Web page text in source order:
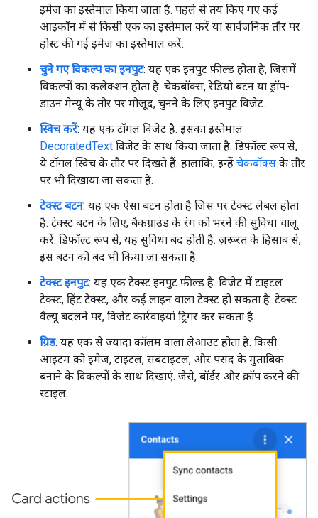
इमेज का इस्तेमाल किया जाता है. पहले से तय किए गए कई
आइकॉन में से किसी एक का इस्तेमाल करें या सार्वजनिक तौर पर
होस्ट की गई इमेज का इस्तेमाल करें.
चुने गए विकल्प का इनपुट: यह एक इनपुट फ़ील्ड होता है, जिसमें
विकल्पों का कलेक्शन होता है. चेकबॉक्स, रेडियो बटन या ड्रॉप-
डाउन मेन्यू के तौर पर मौजूद, चुनने के लिए इनपुट विजेट.
स्विच करें: यह एक टॉगल विजेट है. इसका इस्तेमाल
DecoratedText विजेट के साथ किया जाता है. डिफ़ॉल्ट रूप से,
ये टॉगल स्विच के तौर पर दिखते हैं. हालांकि, इन्हें चेकबॉक्स के तौर
पर भी दिखाया जा सकता है.
टेक्स्ट बटन: यह एक ऐसा बटन होता है जिस पर टेक्स्ट लेबल होता
है. टेक्स्ट बटन के लिए, बैकग्राउंड के रंग को भरने की सुविधा चालू
करें. डिफ़ॉल्ट रूप से, यह सुविधा बंद होती है. ज़रूरत के हिसाब से,
इस बटन को बंद भी किया जा सकता है.
टेक्स्ट इनपुट: यह एक टेक्स्ट इनपुट फ़ील्ड है. विजेट में टाइटल
टेक्स्ट, हिंट टेक्स्ट, और कई लाइन वाला टेक्स्ट हो सकता है. टेक्स्ट
वैल्यू बदलने पर, विजेट कार्रवाइयां ट्रिगर कर सकता है.
ग्रिड: यह एक से ज़्यादा कॉलम वाला लेआउट होता है. किसी
आइटम को इमेज, टाइटल, सबटाइटल, और पसंद के मुताबिक
बनाने के विकल्पों के साथ दिखाएं. जैसे, बॉर्डर और क्रॉप करने की
स्टाइल.